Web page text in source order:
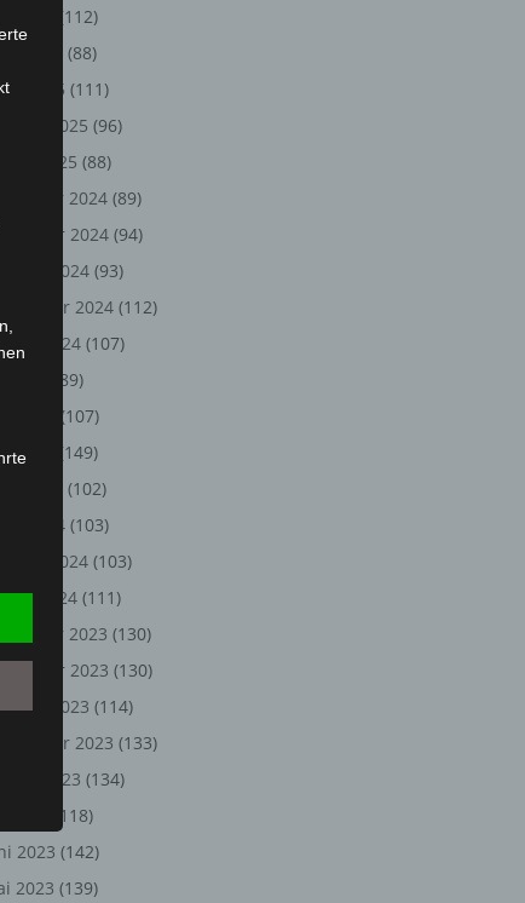
(112)
2025
(88)
2025 (111)
2025 (96)
2025 (88)
2024 (89)
2024 (94)
2024 (93)
2024 (112)
2024 (107)
(89)
(107)
2024
(149)
(102)
2024 (103)
2024 (103)
2024 (111)
2023 (130)
2023 (130)
2023 (114)
2023 (133)
2023 (134)
(118)
2023 (142)
2023 (139)